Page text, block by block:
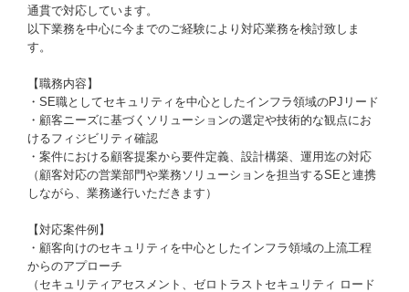
通貫で対応しています。
以下業務を中心に今までのご経験により対応業務を検討致しま
す。
【職務内容】
・SE職としてセキュリティを中心としたインフラ領域のPJリード
・顧客ニーズに基づくソリューションの選定や技術的な観点にお
けるフィジビリティ確認
・案件における顧客提案から要件定義、設計構築、運用迄の対応
（顧客対応の営業部門や業務ソリューションを担当するSEと連携
しながら、業務遂行いただきます）
【対応案件例】
・顧客向けのセキュリティを中心としたインフラ領域の上流工程
からのアプローチ
（セキュリティアセスメント、ゼロトラストセキュリティ ロード